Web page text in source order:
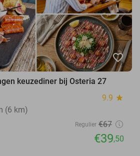
favorite_border
keuzediner bij Osteria 27
9.9 star
(6 km)
Regulier €67
€39,50